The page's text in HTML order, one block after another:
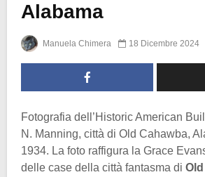
Alabama
Manuela Chimera 18 Dicembre 2024
Fotografia dell’Historic American
N. Manning, città di Old Cahawba,
1934. La foto raffigura la Grace
delle case della città fantasma di